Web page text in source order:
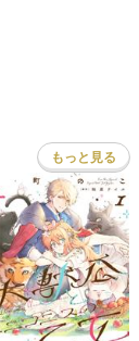
もっと見る